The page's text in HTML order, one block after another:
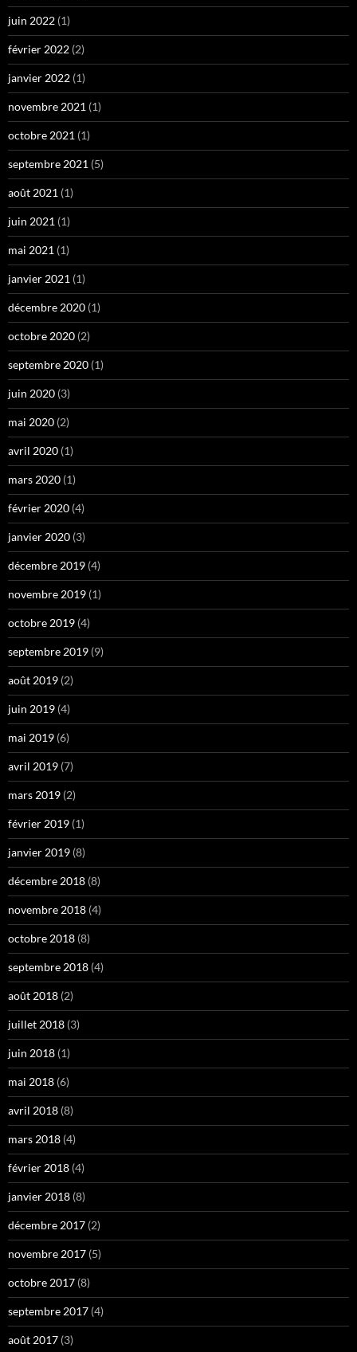
juin 2022 (1)
février 2022 (2)
janvier 2022 (1)
novembre 2021 (1)
octobre 2021 (1)
septembre 2021 (5)
août 2021 (1)
juin 2021 (1)
mai 2021 (1)
janvier 2021 (1)
décembre 2020 (1)
octobre 2020 (2)
septembre 2020 (1)
juin 2020 (3)
mai 2020 (2)
avril 2020 (1)
mars 2020 (1)
février 2020 (4)
janvier 2020 (3)
décembre 2019 (4)
novembre 2019 (1)
octobre 2019 (4)
septembre 2019 (9)
août 2019 (2)
juin 2019 (4)
mai 2019 (6)
avril 2019 (7)
mars 2019 (2)
février 2019 (1)
janvier 2019 (8)
décembre 2018 (8)
novembre 2018 (4)
octobre 2018 (8)
septembre 2018 (4)
août 2018 (2)
juillet 2018 (3)
juin 2018 (1)
mai 2018 (6)
avril 2018 (8)
mars 2018 (4)
février 2018 (4)
janvier 2018 (8)
décembre 2017 (2)
novembre 2017 (5)
octobre 2017 (8)
septembre 2017 (4)
août 2017 (3)